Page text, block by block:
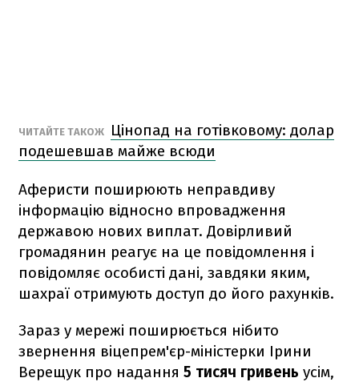
ЧИТАЙТЕ ТАКОЖ
Цінопад на готівковому: долар
подешевшав майже всюди
Аферисти поширюють неправдиву
інформацію відносно впровадження
державою нових виплат. Довірливий
громадянин реагує на це повідомлення і
повідомляє особисті дані, завдяки яким,
шахраї отримують доступ до його рахунків.
Зараз у мережі поширюється нібито
звернення віцепрем'єр-міністерки Ірини
Верещук про надання 5 тисяч гривень усім,